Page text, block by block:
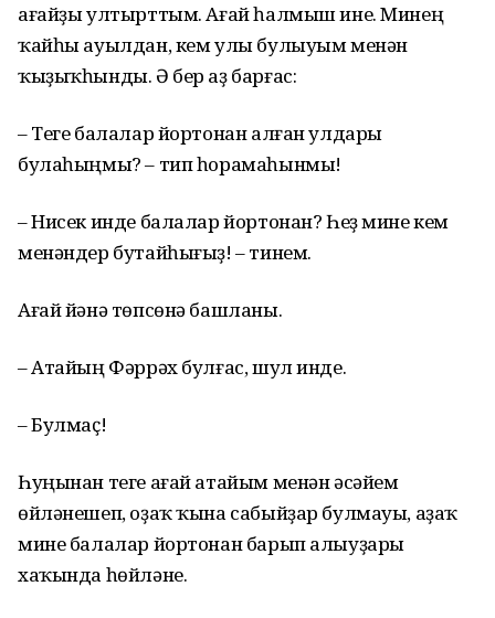
ағайҙы ултырттым. Ағай һалмыш ине. Минең
ҡайһы ауылдан, кем улы булыуым менән
ҡыҙыҡһынды. Ә бер аҙ барғас:
– Теге балалар йортонан алған улдары
булаһыңмы? – тип һорамаһынмы!
– Нисек инде балалар йортонан? Һеҙ мине кем
менәндер бутайһығыҙ! – тинем.
Ағай йәнә төпсөнә башланы.
– Атайың Фәррәх булғас, шул инде.
– Булмаҫ!
Һуңынан теге ағай атайым менән әсәйем
өйләнешеп, оҙаҡ ҡына сабыйҙар булмауы, аҙаҡ
мине балалар йортонан барып алыуҙары
хаҡында һөйләне.